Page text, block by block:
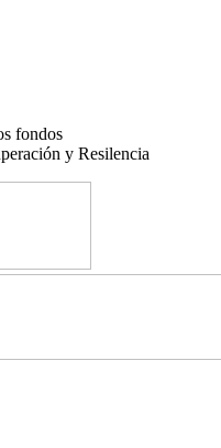
fondos
y Resilencia